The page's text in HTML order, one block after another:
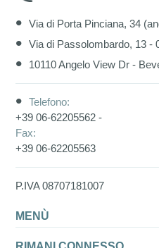
Via di Porta Pinciana, 34
Via di Passolombardo, 13 -
10110 Angelo View Dr -
Telefono:
+39 06-62205562 -
Fax:
+39 06-62205563
P.IVA 08707181007
MENÙ